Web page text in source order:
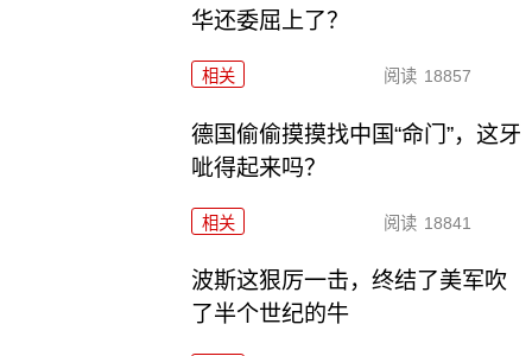
华还委屈上了？
相关 阅读 18857
德国偷偷摸摸找中国“命门”，这牙
呲得起来吗？
相关 阅读 18841
波斯这狠厉一击，终结了美军吹
了半个世纪的牛